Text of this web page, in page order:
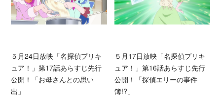
５月24日放映「名探偵プリキ
ュア！」第17話あらすじ先行
公開！「お母さんとの思い
出」
５月17日放映「名探偵プリキ
ュア！」第16話あらすじ先行
公開！「探偵エリーの事件
簿!?」